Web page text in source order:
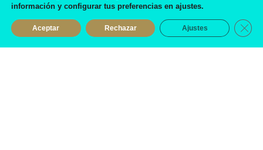
suprema!
información y configurar tus preferencias en ajustes.
Aceptar Rechazar Ajustes